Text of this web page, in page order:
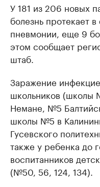
У 181 из 206 новых
болезнь протекает
пневмонии, еще 9
этом сообщает
штаб.
Заражение
школьников
Немане, №5
школы №5 в
Гусевского
также у ребенка до
воспитанников
(№50, 56, 124, 134).